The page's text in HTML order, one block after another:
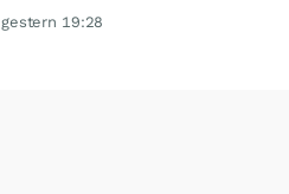
gestern 19:28